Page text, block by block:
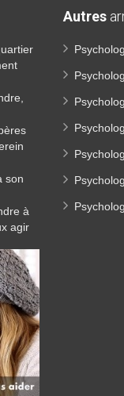
son
à
agir
Autres